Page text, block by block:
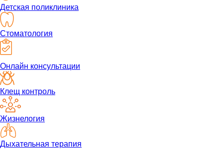
Детская поликлиника
Стоматология
Онлайн консультации
Клещ контроль
Жизнелогия
Дыхательная терапия